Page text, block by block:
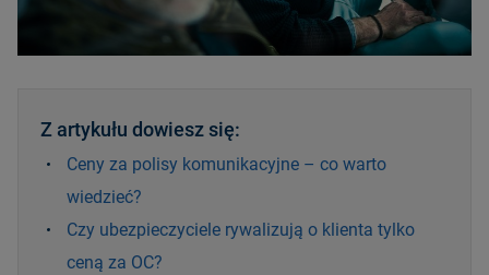
Z artykułu dowiesz się:
Ceny za polisy komunikacyjne – co warto
wiedzieć?
Czy ubezpieczyciele rywalizują o klienta tylko
ceną za OC?